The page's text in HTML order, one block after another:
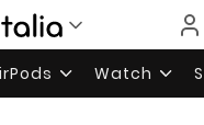
Watch